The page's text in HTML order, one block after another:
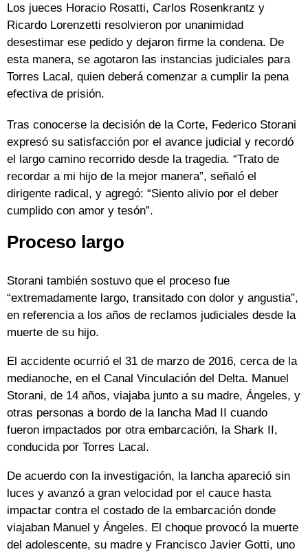
Los jueces Horacio Rosatti, Carlos Rosenkrantz y
Ricardo Lorenzetti resolvieron por unanimidad
desestimar ese pedido y dejaron firme la condena. De
esta manera, se agotaron las instancias judiciales para
Torres Lacal, quien deberá comenzar a cumplir la pena
efectiva de prisión.
Tras conocerse la decisión de la Corte, Federico Storani
expresó su satisfacción por el avance judicial y recordó
el largo camino recorrido desde la tragedia. “Trato de
recordar a mi hijo de la mejor manera”, señaló el
dirigente radical, y agregó: “Siento alivio por el deber
cumplido con amor y tesón”.
Proceso largo
Storani también sostuvo que el proceso fue
“extremadamente largo, transitado con dolor y angustia”,
en referencia a los años de reclamos judiciales desde la
muerte de su hijo.
El accidente ocurrió el 31 de marzo de 2016, cerca de la
medianoche, en el Canal Vinculación del Delta. Manuel
Storani, de 14 años, viajaba junto a su madre, Ángeles, y
otras personas a bordo de la lancha Mad II cuando
fueron impactados por otra embarcación, la Shark II,
conducida por Torres Lacal.
De acuerdo con la investigación, la lancha apareció sin
luces y avanzó a gran velocidad por el cauce hasta
impactar contra el costado de la embarcación donde
viajaban Manuel y Ángeles. El choque provocó la muerte
del adolescente, su madre y Francisco Javier Gotti, uno